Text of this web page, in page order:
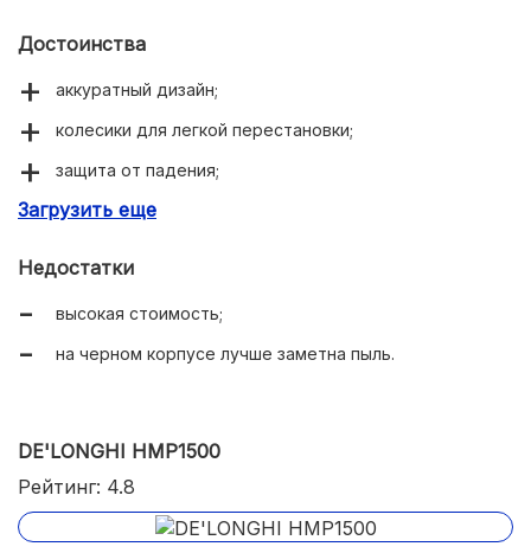
Достоинства
аккуратный дизайн;
колесики для легкой перестановки;
защита от падения;
есть термостат и регулировка мощности.
Загрузить еще
Недостатки
высокая стоимость;
на черном корпусе лучше заметна пыль.
DE'LONGHI HMP1500
Рейтинг: 4.8